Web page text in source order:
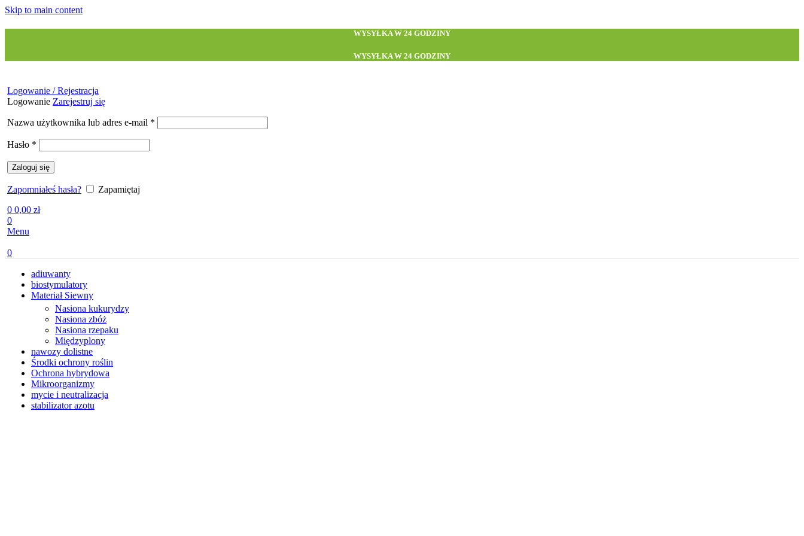
Skip to main content
WYSYŁKA W 24 GODZINY
WYSYŁKA W 24 GODZINY
Logowanie / Rejestracja
Logowanie Zarejestruj się
Nazwa użytkownika lub adres e-mail *
Hasło *
Zaloguj się
Zapomniałeś hasła?
Zapamiętaj
0 0,00 zł
0
Menu
0
adiuwanty
biostymulatory
Materiał Siewny
Nasiona kukurydzy
Nasiona zbóż
Nasiona rzepaku
Międzyplony
nawozy dolistne
Środki ochrony roślin
Ochrona hybrydowa
Mikroorganizmy
mycie i neutralizacja
stabilizator azotu